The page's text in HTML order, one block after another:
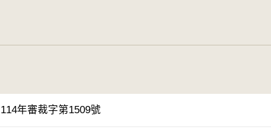
114年審裁字第1509號